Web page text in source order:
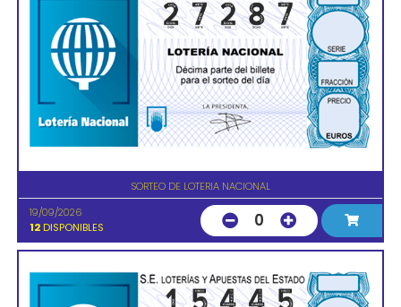
SORTEO DE LOTERIA NACIONAL
19/09/2026
12 DISPONIBLES 0